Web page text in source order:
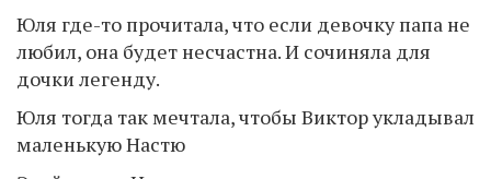
Юля где-то прочитала, что если девочку папа не
любил, она будет несчастна. И сочиняла для
дочки легенду.
Юля тогда так мечтала, чтобы Виктор укладывал
маленькую Настю